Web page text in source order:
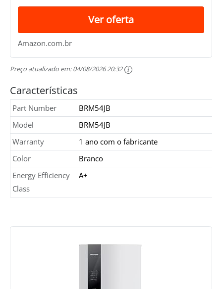
Ver oferta
Amazon.com.br
Preço atualizado em:04/08/2026 20:32
Características
Part Number
BRM54JB
Model
BRM54JB
Warranty
1 ano com o fabricante
Color
Branco
Energy Efficiency
Class
A+